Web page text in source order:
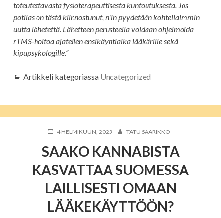
toteutettavasta fysioterapeuttisesta kuntoutuksesta. Jos
potilas on tästä kiinnostunut, niin pyydetään kohteliaimmin
uutta lähetettä. Lähetteen perusteella voidaan ohjelmoida
rTMS-hoitoa ajatellen ensikäyntiaika lääkärille sekä
kipupsykologille.”
Artikkeli kategoriassa Uncategorized
JULKAISTU
4 HELMIKUUN, 2025 KIRJOITTAJA
TATU SAARIKKO
SAAKO KANNABISTA
KASVATTAA SUOMESSA
LAILLISESTI OMAAN
LÄÄKEKÄYTTÖÖN?